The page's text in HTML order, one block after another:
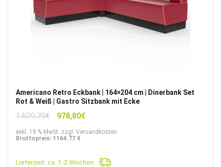
Americano Retro Eckbank | 164×204 cm | Dinerbank Set
Rot & Weiß | Gastro Sitzbank mit Ecke
1.609,70€
Ursprünglicher
war:
978,80€Aktueller
ist:
exkl. 19 % MwSt. zzgl. Versandkosten
Bruttopreis: 1164.77 €
Lieferzeit: ca. 1-2 Wochen